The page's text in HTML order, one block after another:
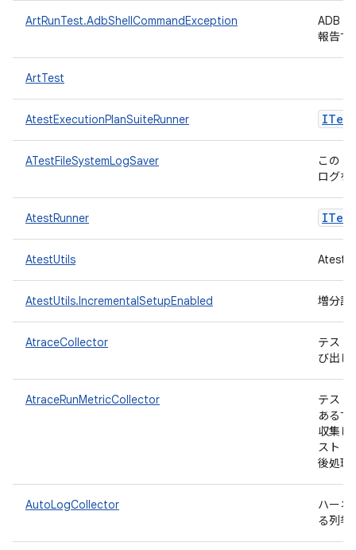
ArtRunTest.AdbShellCommandException
ADB
報告す
ArtTest
AtestExecutionPlanSuiteRunner ITest
ATestFileSystemLogSaver
この
ログを
AtestRunner ITest
AtestUtils Atest
AtestUtils.IncrementalSetupEnabled 増分設
AtraceCollector
テスト
び出し
AtraceRunMetricCollector
テスト
あるす
収集し
スト
後処理
AutoLogCollector
ハーネ
る列